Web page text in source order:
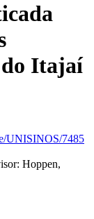
do Itajaí
UNISINOS/7485
Hoppen,